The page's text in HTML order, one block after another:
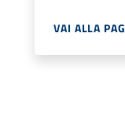
VAI ALLA